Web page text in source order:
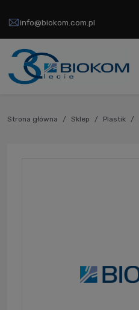
info@biokom.com.pl
Strona główna Sklep Plastik